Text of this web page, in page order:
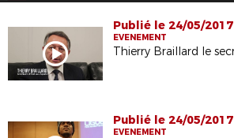
Publié le 24/05/2017
EVENEMENT
Publié le 24/05/2017
EVENEMENT